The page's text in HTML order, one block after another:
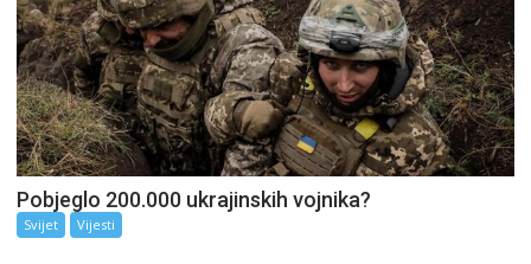
Pobjeglo 200.000 ukrajinskih vojnika?
Svijet Vijesti